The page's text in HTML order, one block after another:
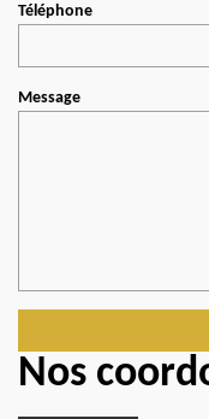
Téléphone
Message
Nos